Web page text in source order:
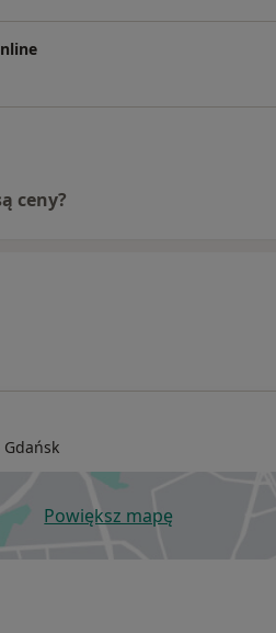
ceny?
Gdańsk
Powiększ mapęotwiera się w nowej